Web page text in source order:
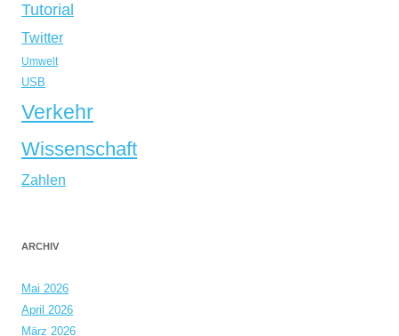
Tutorial
Twitter
Umwelt
USB
Verkehr
Wissenschaft
Zahlen
ARCHIV
Mai 2026
April 2026
März 2026